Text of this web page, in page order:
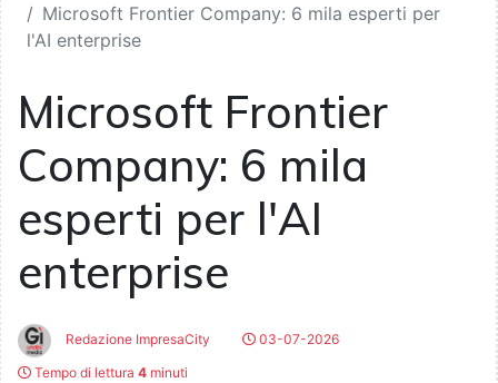
Microsoft Frontier Company: 6 mila esperti per
l'AI enterprise
Microsoft Frontier
Company: 6 mila
esperti per l'AI
enterprise
Redazione ImpresaCity
03-07-2026
Tempo di lettura 4 minuti